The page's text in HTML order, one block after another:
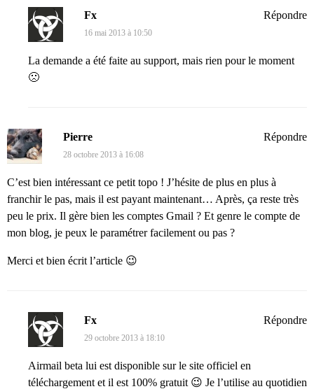
Fx
16 mai 2013 à 10:50
La demande a été faite au support, mais rien pour le moment
🙁
Répondre
Pierre
28 octobre 2013 à 16:08
C’est bien intéressant ce petit topo ! J’hésite de plus en plus à
franchir le pas, mais il est payant maintenant… Après, ça reste très
peu le prix. Il gère bien les comptes Gmail ? Et genre le compte de
mon blog, je peux le paramétrer facilement ou pas ?
Merci et bien écrit l’article 😉
Répondre
Fx
29 octobre 2013 à 18:10
Airmail beta lui est disponible sur le site officiel en
téléchargement et il est 100% gratuit 😉 Je l’utilise au quotidien
Répondre